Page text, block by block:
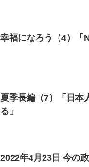
幸福になろう（4）「
夏季長編（7）「日本
る」
2022年4月23日 今の